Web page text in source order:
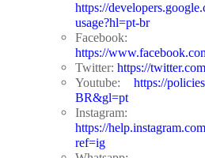
https://
usage?hl=pt-br
Facebook:
https://
Twitter: https://
Youtube: https://
BR&gl=pt
Instagram:
https://
ref=ig